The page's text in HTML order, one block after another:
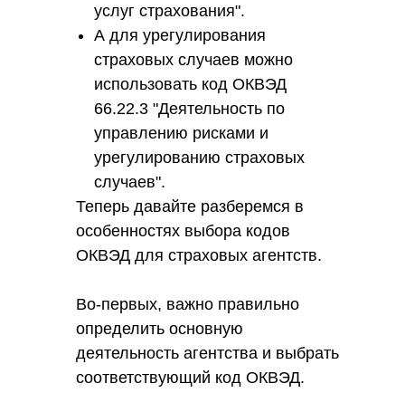
услуг страхования".
А для урегулирования
страховых случаев можно
использовать код ОКВЭД
66.22.3 "Деятельность по
управлению рисками и
урегулированию страховых
случаев".
Теперь давайте разберемся в
особенностях выбора кодов
ОКВЭД для страховых агентств.
Во-первых, важно правильно
определить основную
деятельность агентства и выбрать
соответствующий код ОКВЭД.